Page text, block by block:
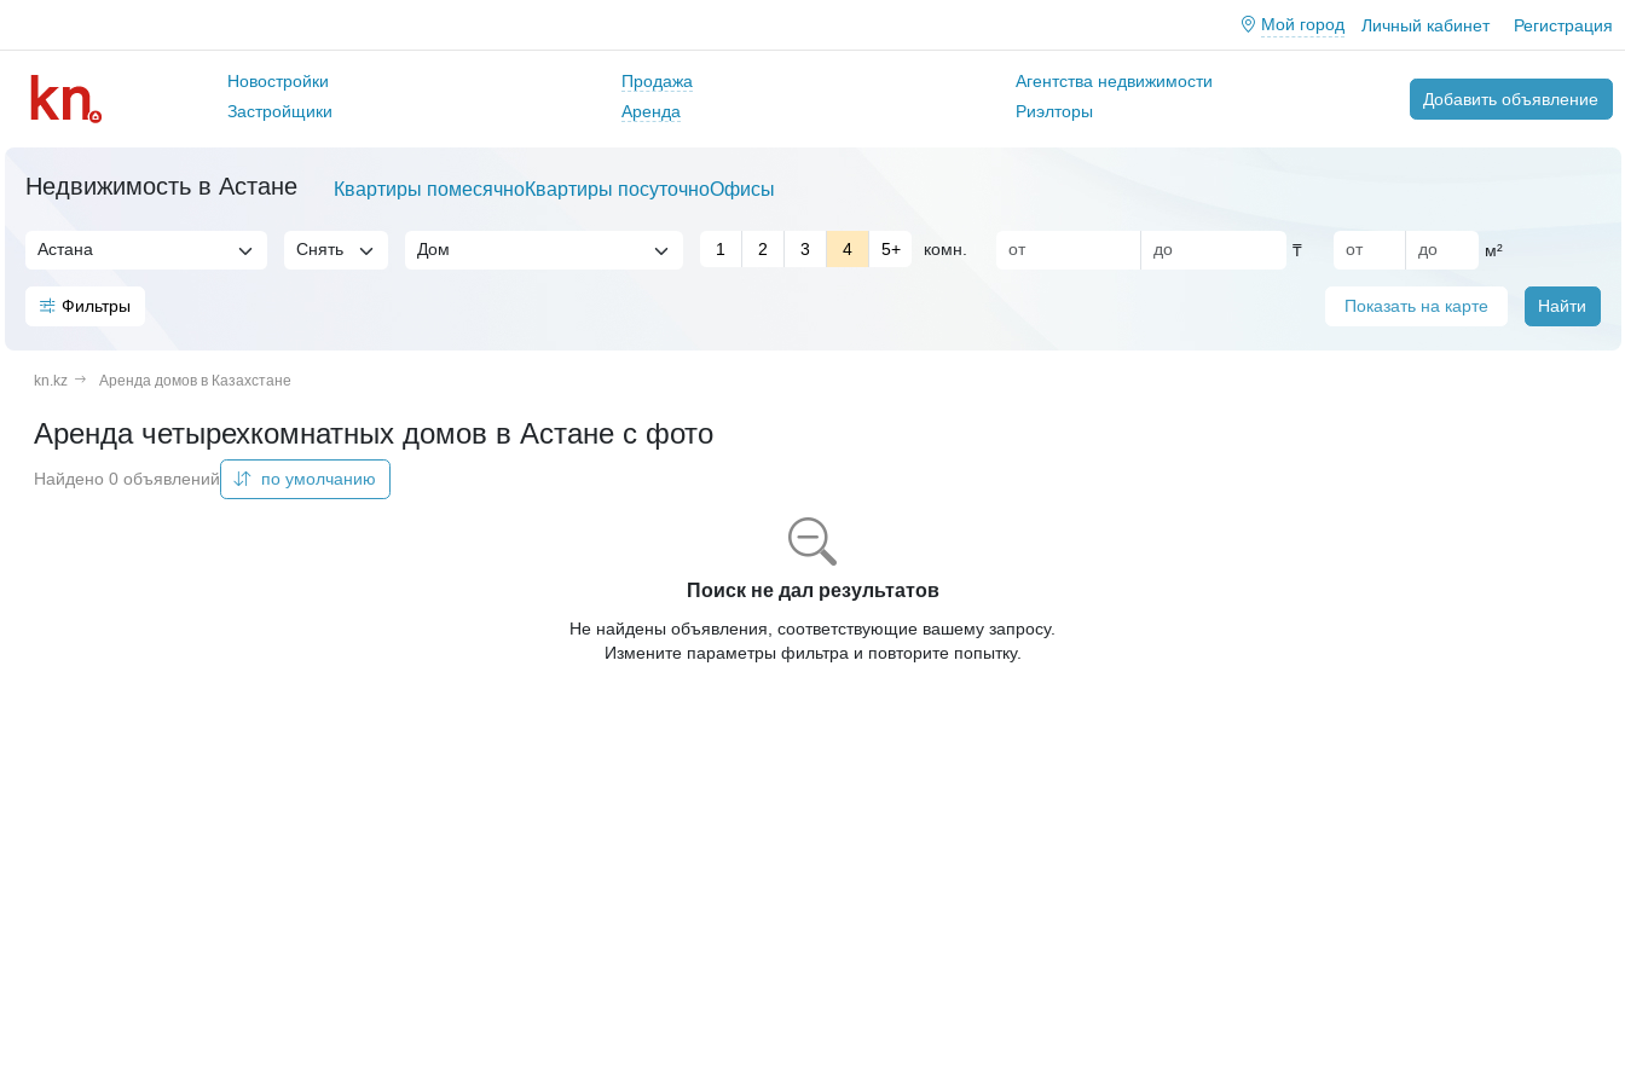
Мой город Личный кабинет Регистрация
Новостройки
Застройщики
Продажа
Аренда
Агентства недвижимости
Риэлторы
Добавить объявление
Недвижимость в Астане Квартиры помесячноКвартиры посуточноОфисы
1 2 3 4 5+ комн. ₸ м²
Фильтры Показать на карте Найти
kn.kz Аренда домов в Казахстане
Аренда четырехкомнатных домов в Астане с фото
Найдено 0 объявлений по умолчанию
Поиск не дал результатов
Не найдены объявления, соответствующие вашему запросу.
Измените параметры фильтра и повторите попытку.